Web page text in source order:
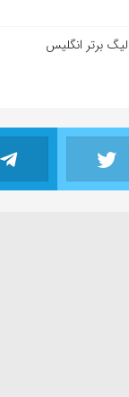
لیگ برتر انگلیس